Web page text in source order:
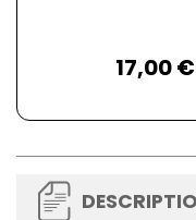
17,00 €